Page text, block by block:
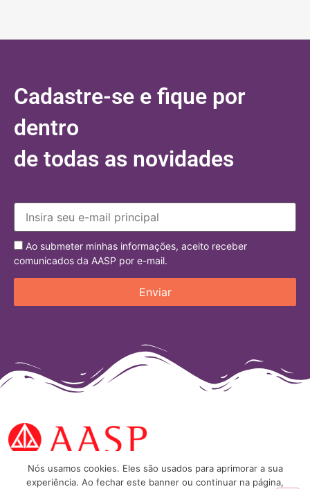
Cadastre-se e fique por
dentro
de todas as novidades
Ao submeter minhas informações, aceito receber
comunicados da AASP por e-mail.
Nós usamos cookies. Eles são usados para aprimorar a sua
experiência. Ao fechar este banner ou continuar na página,